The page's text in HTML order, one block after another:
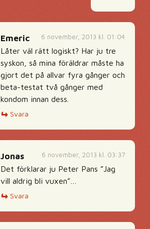
6 november, 2013 kl. 01:04
Emeric
Låter väl rätt logiskt? Har ju tre
syskon, så mina föräldrar måste ha
gjort det på allvar fyra gånger och
beta-testat två gånger med
kondom innan dess.
Svara
6 november, 2013 kl. 03:37
Jonas
Det förklarar ju Peter Pans ”Jag
vill aldrig bli vuxen”…
Svara